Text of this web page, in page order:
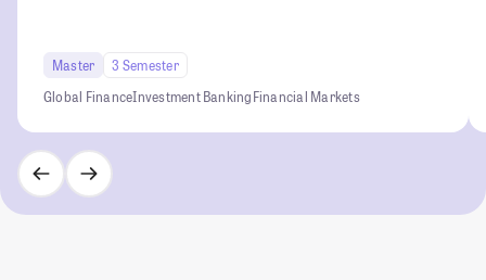
Master
3 Semester
Global FinanceInvestment BankingFinancial Markets